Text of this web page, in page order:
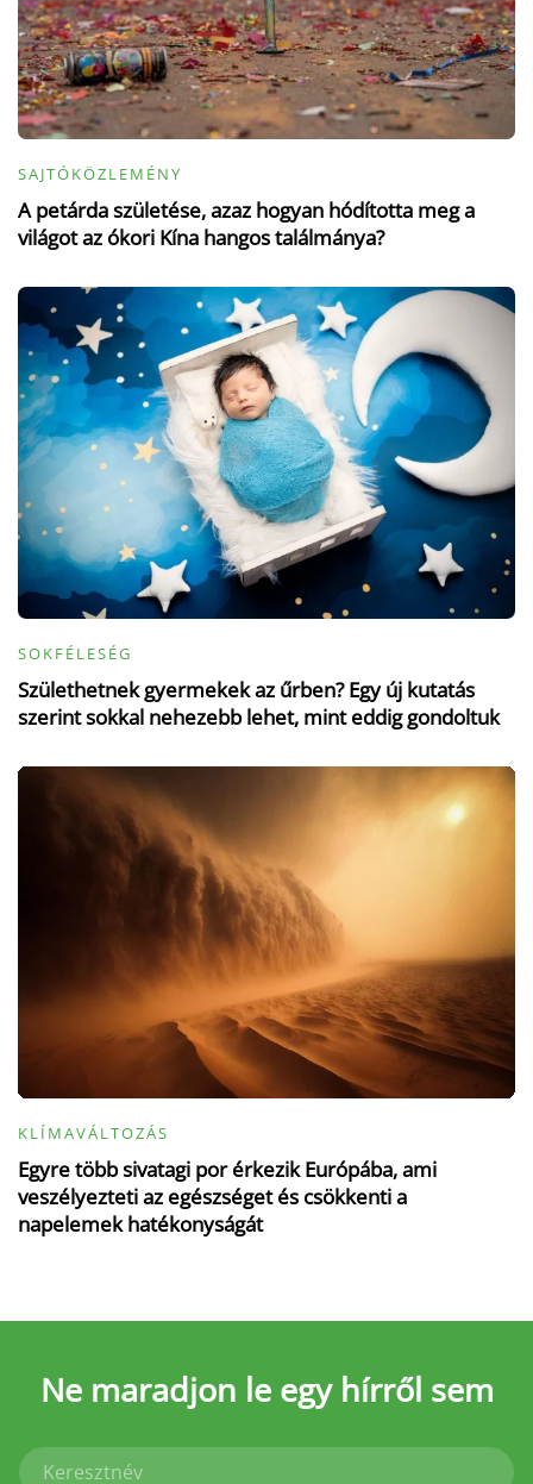
SAJTÓKÖZLEMÉNY
A petárda születése, azaz hogyan hódította meg a
világot az ókori Kína hangos találmánya?
SOKFÉLESÉG
Születhetnek gyermekek az űrben? Egy új kutatás
szerint sokkal nehezebb lehet, mint eddig gondoltuk
KLÍMAVÁLTOZÁS
Egyre több sivatagi por érkezik Európába, ami
veszélyezteti az egészséget és csökkenti a
napelemek hatékonyságát
Ne maradjon le egy hírről sem